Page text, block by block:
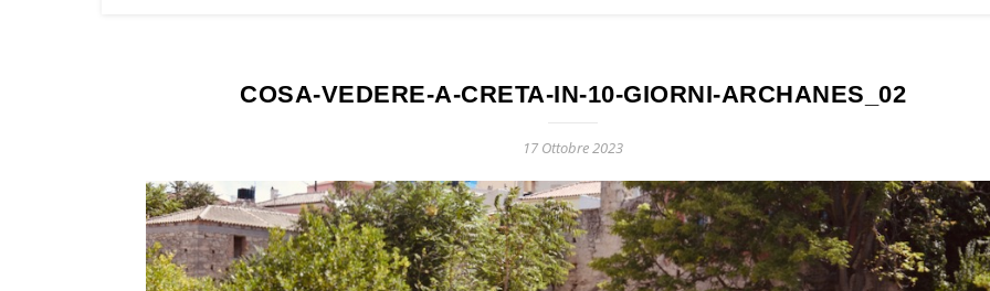
COSA-VEDERE-A-CRETA-IN-10-GIORNI-ARCHANES_02
17 Ottobre 2023